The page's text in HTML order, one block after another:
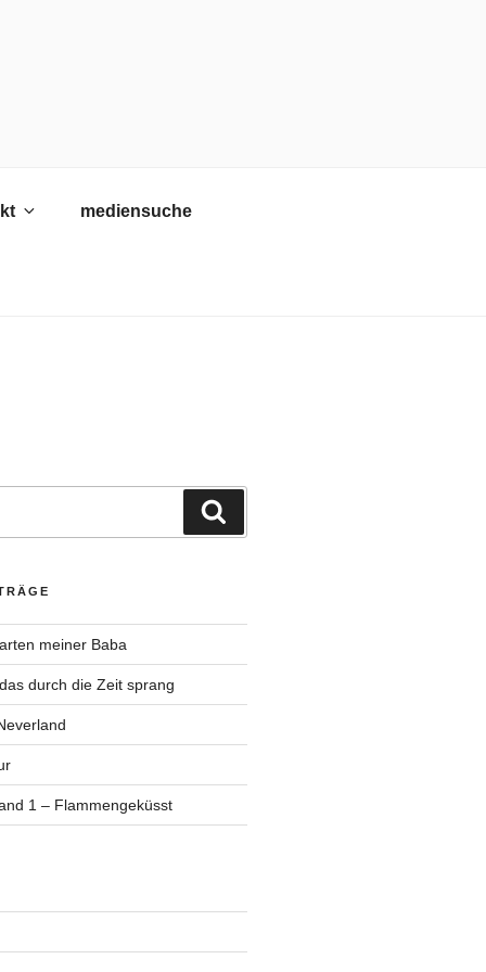
mediensuche
meiner Baba
durch die Zeit sprang
1 – Flammengeküsst